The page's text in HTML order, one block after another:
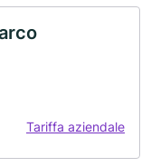
Tariffa aziendale